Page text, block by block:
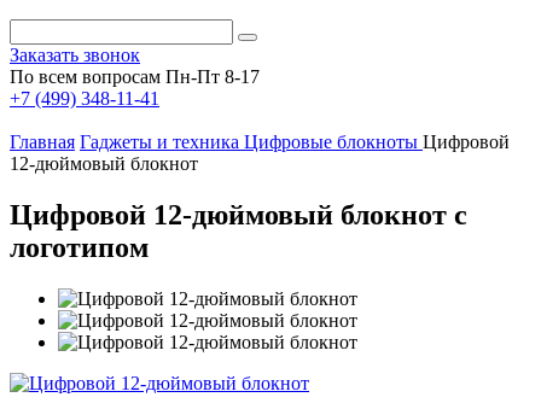
Заказать звонок
По всем вопросам Пн-Пт 8-17
+7 (499) 348-11-41
Главная Гаджеты и техника Цифровые блокноты Цифровой
12-дюймовый блокнот
Цифровой 12-дюймовый блокнот с
логотипом